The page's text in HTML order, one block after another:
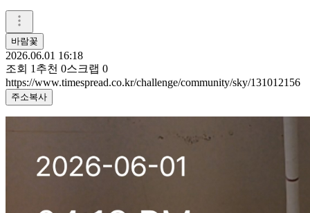
바람꽃
2026.06.01 16:18
조회 1 추천 0스크랩 0
https://www.timespread.co.kr/challenge/community/sky/131012156
주소복사